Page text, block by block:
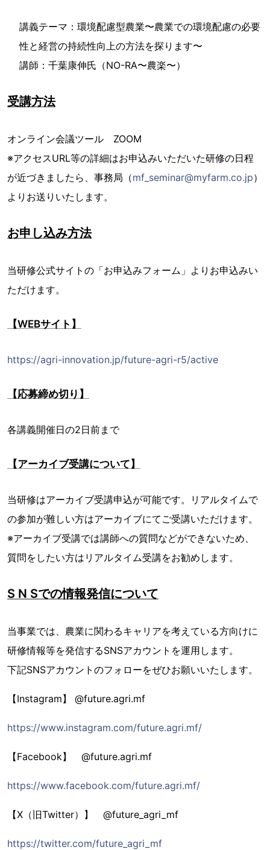
講義テーマ：環境配慮型農業〜農業での環境配慮の必要
性と経営の持続性向上の方法を探ります〜
講師：千葉康伸氏（NO-RA〜農楽〜）
受講方法
オンライン会議ツール ZOOM
※アクセスURL等の詳細はお申込みいただいた研修の日程
が近づきましたら、事務局（mf_seminar@myfarm.co.jp）
よりお送りいたします。
お申し込み方法
当研修公式サイトの「お申込みフォーム」よりお申込みい
ただけます。
【WEBサイト】
https://agri-innovation.jp/future-agri-r5/active
【応募締め切り】
各講義開催日の2日前まで
【アーカイブ受講について】
当研修はアーカイブ受講申込が可能です。リアルタイムで
の参加が難しい方はアーカイブにてご受講いただけます。
※アーカイブ受講では講師への質問などができないため、
質問をしたい方はリアルタイム受講をお勧めします。
S N Sでの情報発信について
当事業では、農業に関わるキャリアを考えている方向けに
研修情報等を発信するSNSアカウントを運用します。
下記SNSアカウントのフォローをぜひお願いいたします。
【Instagram】 @future.agri.mf
https://www.instagram.com/future.agri.mf/
【Facebook】 @future.agri.mf
https://www.facebook.com/future.agri.mf/
【X（旧Twitter）】 @future_agri_mf
https://twitter.com/future_agri_mf